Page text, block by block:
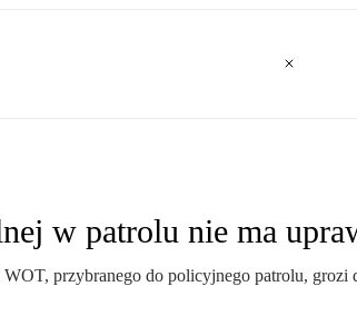
w patrolu nie ma
przybranego do policyjnego patrolu,